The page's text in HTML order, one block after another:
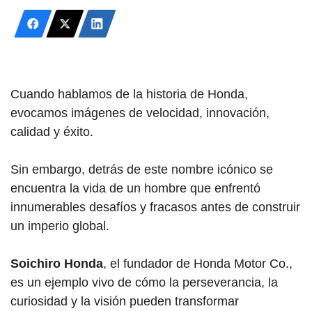
Cuando hablamos de la historia de Honda,
evocamos imágenes de velocidad, innovación,
calidad y éxito.
Sin embargo, detrás de este nombre icónico se
encuentra la vida de un hombre que enfrentó
innumerables desafíos y fracasos antes de construir
un imperio global.
Soichiro Honda, el fundador de Honda Motor Co.,
es un ejemplo vivo de cómo la perseverancia, la
curiosidad y la visión pueden transformar